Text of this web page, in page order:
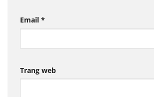
Email *
Trang web